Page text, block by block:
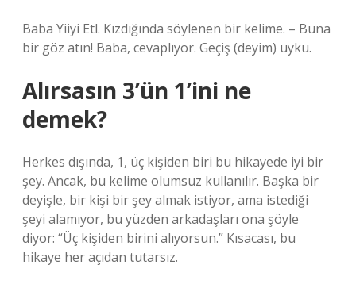
Baba Yiiyi Etl. Kızdığında söylenen bir kelime. – Buna
bir göz atın! Baba, cevaplıyor. Geçiş (deyim) uyku.
Alırsasın 3’ün 1’ini ne
demek?
Herkes dışında, 1, üç kişiden biri bu hikayede iyi bir
şey. Ancak, bu kelime olumsuz kullanılır. Başka bir
deyişle, bir kişi bir şey almak istiyor, ama istediği
şeyi alamıyor, bu yüzden arkadaşları ona şöyle
diyor: “Üç kişiden birini alıyorsun.” Kısacası, bu
hikaye her açıdan tutarsız.